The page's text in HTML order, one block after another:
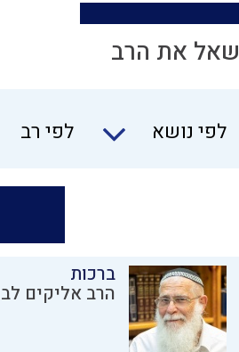
שאל את הרב
לפי נושא
לפי רב
ברכות
הרב אליקים